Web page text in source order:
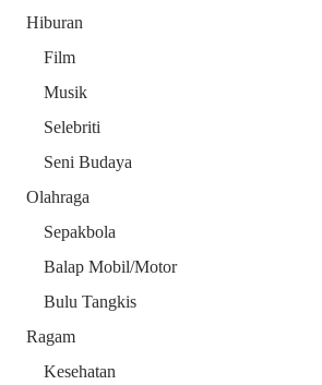
Hiburan
Film
Musik
Selebriti
Seni Budaya
Olahraga
Sepakbola
Balap Mobil/Motor
Bulu Tangkis
Ragam
Kesehatan